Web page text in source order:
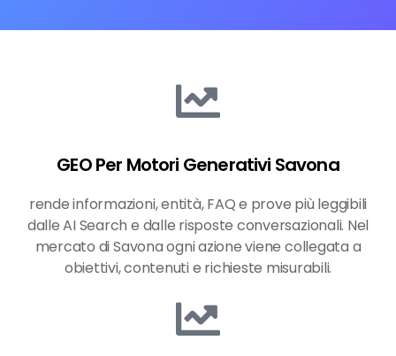
GEO Per Motori Generativi Savona
rende informazioni, entità, FAQ e prove più leggibili
dalle AI Search e dalle risposte conversazionali. Nel
mercato di Savona ogni azione viene collegata a
obiettivi, contenuti e richieste misurabili.